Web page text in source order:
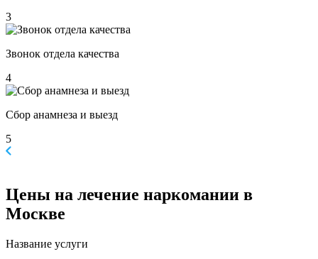
3
Звонок отдела качества
4
Сбор анамнеза и выезд
5
Цены на лечение наркомании в
Москве
Название услуги